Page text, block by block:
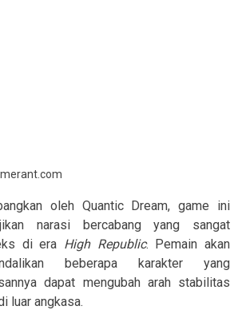
oleh Quantic Dream, game ini
narasi bercabang yang sangat
di era High Republic. Pemain akan
beberapa karakter yang
dapat mengubah arah stabilitas
luar angkasa.